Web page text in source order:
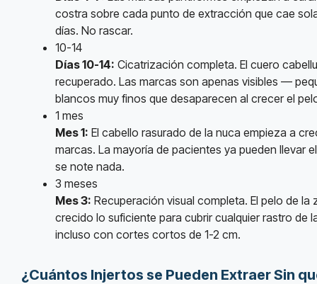
costra sobre cada punto de extracción que cae
días. No rascar.
10-14
Días 10-14: Cicatrización completa. El cuero
recuperado. Las marcas son apenas visibles —
blancos muy finos que desaparecen al crecer el
1 mes
Mes 1: El cabello rasurado de la nuca empieza a
marcas. La mayoría de pacientes ya pueden llevar
se note nada.
3 meses
Mes 3: Recuperación visual completa. El pelo de la
crecido lo suficiente para cubrir cualquier rastro de
incluso con cortes cortos de 1-2 cm.
¿Cuántos Injertos se Pueden Extraer Sin